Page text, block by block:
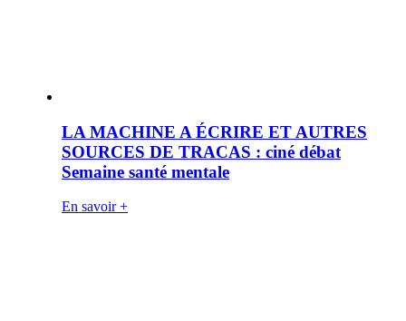
LA MACHINE A ÉCRIRE ET AUTRES
SOURCES DE TRACAS : ciné débat
Semaine santé mentale
En savoir +